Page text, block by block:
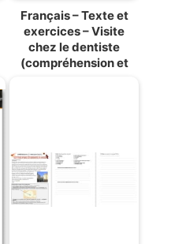
Français – Texte et
exercices – Visite
chez le dentiste
(compréhension et